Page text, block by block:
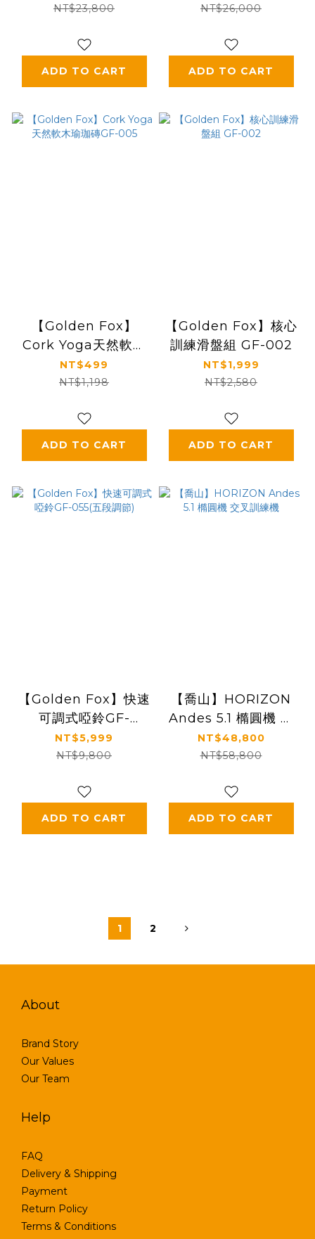
NT$23,800
ADD TO CART
實境眼鏡)
NT$26,000
ADD TO CART
【Golden Fox】
Cork Yoga天然軟木
瑜珈磚GF-005
NT$499
NT$1,198
ADD TO CART
【Golden Fox】核心
訓練滑盤組 GF-002
NT$1,999
NT$2,580
ADD TO CART
【Golden Fox】快速
可調式啞鈴GF-
055(五段調節)
NT$5,999
NT$9,800
ADD TO CART
【喬山】HORIZON
Andes 5.1 橢圓機 交
叉訓練機
NT$48,800
NT$58,800
ADD TO CART
1 2
About
Brand Story
Our Values
Our Team
Help
FAQ
Delivery & Shipping
Payment
Return Policy
Terms & Conditions